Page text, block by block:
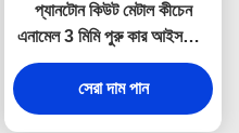
প্যানটোন কিউট মেটাল কীচেন
এনামেল 3 মিমি পুরু কার আইসক্রিম
কীচেন জিঙ্ক অ্যালয়
সেরা দাম পান